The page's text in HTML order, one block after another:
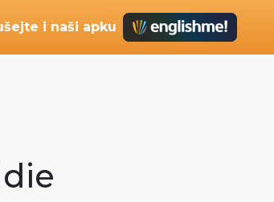
i naši apku